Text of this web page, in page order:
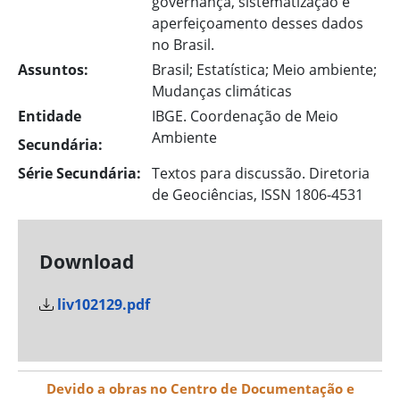
aperfeiçoamento desses dados
no Brasil.
Assuntos:
Brasil; Estatística; Meio ambiente;
Mudanças climáticas
Entidade
Secundária:
IBGE. Coordenação de Meio
Ambiente
Série Secundária: Textos para discussão. Diretoria
de Geociências, ISSN 1806-4531
Download
liv102129.pdf
Devido a obras no Centro de Documentação e